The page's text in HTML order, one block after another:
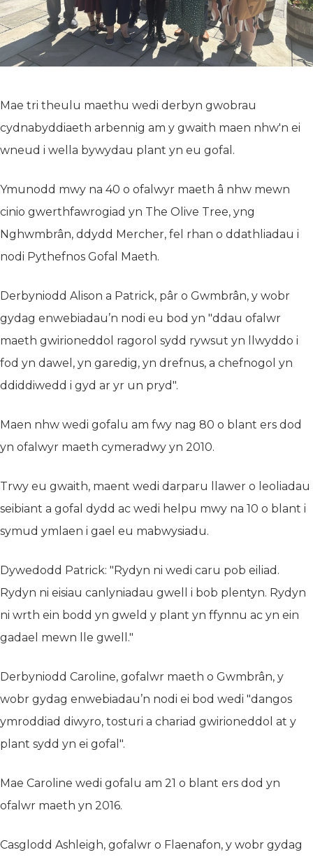
Mae tri theulu maethu wedi derbyn gwobrau
cydnabyddiaeth arbennig am y gwaith maen nhw'n ei
wneud i wella bywydau plant yn eu gofal.
Ymunodd mwy na 40 o ofalwyr maeth â nhw mewn
cinio gwerthfawrogiad yn The Olive Tree, yng
Nghwmbrân, ddydd Mercher, fel rhan o ddathliadau i
nodi Pythefnos Gofal Maeth.
Derbyniodd Alison a Patrick, pâr o Gwmbrân, y wobr
gydag enwebiadau’n nodi eu bod yn "ddau ofalwr
maeth gwirioneddol ragorol sydd rywsut yn llwyddo i
fod yn dawel, yn garedig, yn drefnus, a chefnogol yn
ddiddiwedd i gyd ar yr un pryd".
Maen nhw wedi gofalu am fwy nag 80 o blant ers dod
yn ofalwyr maeth cymeradwy yn 2010.
Trwy eu gwaith, maent wedi darparu llawer o leoliadau
seibiant a gofal dydd ac wedi helpu mwy na 10 o blant i
symud ymlaen i gael eu mabwysiadu.
Dywedodd Patrick: "Rydyn ni wedi caru pob eiliad.
Rydyn ni eisiau canlyniadau gwell i bob plentyn. Rydyn
ni wrth ein bodd yn gweld y plant yn ffynnu ac yn ein
gadael mewn lle gwell."
Derbyniodd Caroline, gofalwr maeth o Gwmbrân, y
wobr gydag enwebiadau’n nodi ei bod wedi "dangos
ymroddiad diwyro, tosturi a chariad gwirioneddol at y
plant sydd yn ei gofal".
Mae Caroline wedi gofalu am 21 o blant ers dod yn
ofalwr maeth yn 2016.
Casglodd Ashleigh, gofalwr o Flaenafon, y wobr gydag